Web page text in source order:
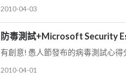
2010-04-03
防毒測試+Microsoft Security
有創意! 愚人節發布的病毒測試心得
2010-04-01